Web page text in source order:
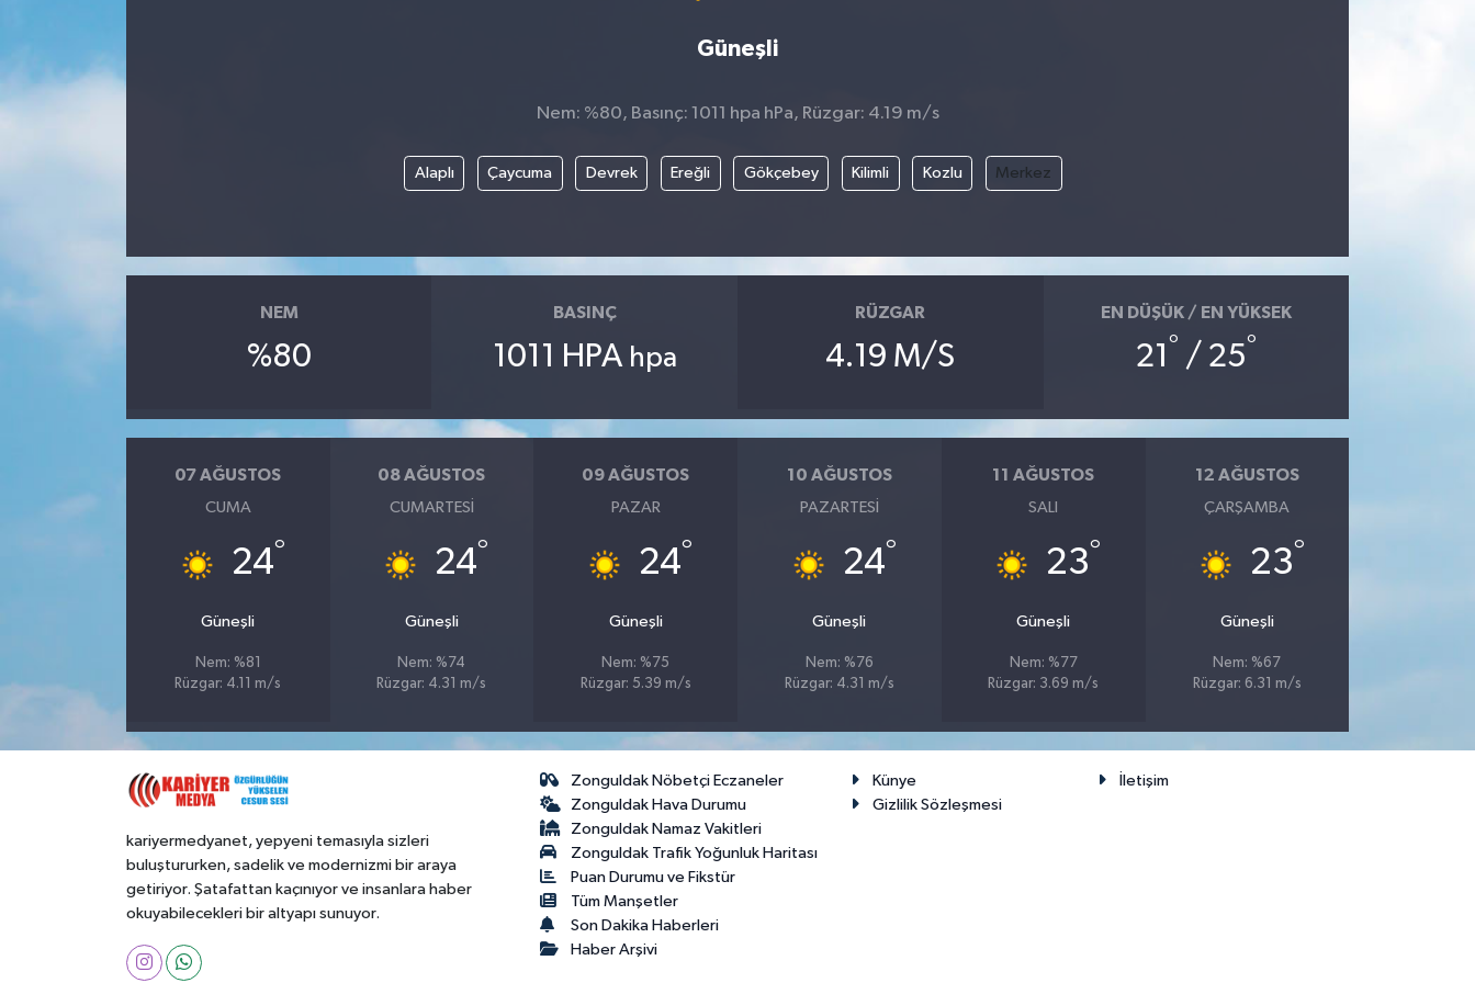
Güneşli
Nem: %80, Basınç: 1011 hpa hPa, Rüzgar: 4.19 m/s
Alaplı Çaycuma Devrek Ereğli Gökçebey Kilimli Kozlu Merkez
NEM
%80
BASINÇ
1011 HPA hpa
RÜZGAR
4.19 M/S
EN DÜŞÜK / EN YÜKSEK
21 ° / 25°
07 AĞUSTOS
CUMA
24°
Güneşli
Nem: %81
Rüzgar: 4.11 m/s
08 AĞUSTOS
CUMARTESI
24°
Güneşli
Nem: %74
Rüzgar: 4.31 m/s
09 AĞUSTOS
PAZAR
24°
Güneşli
Nem: %75
Rüzgar: 5.39 m/s
10 AĞUSTOS
PAZARTESI
24°
Güneşli
Nem: %76
Rüzgar: 4.31 m/s
11 AĞUSTOS
SALI
23°
Güneşli
Nem: %77
Rüzgar: 3.69 m/s
12 AĞUSTOS
ÇARŞAMBA
23°
Güneşli
Nem: %67
Rüzgar: 6.31 m/s
kariyermedyanet, yepyeni temasıyla sizleri
buluştururken, sadelik ve modernizmi bir araya
getiriyor. Şatafattan kaçınıyor ve insanlara haber
okuyabilecekleri bir altyapı sunuyor.
Zonguldak Nöbetçi Eczaneler
Zonguldak Hava Durumu
Zonguldak Namaz Vakitleri
Zonguldak Trafik Yoğunluk Haritası
Puan Durumu ve Fikstür
Tüm Manşetler
Son Dakika Haberleri
Haber Arşivi
Künye
İletişim
Gizlilik Sözleşmesi